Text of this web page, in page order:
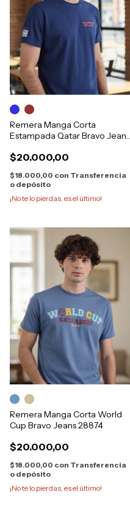
Remera Manga Corta
Estampada Qatar Bravo Jeans
$20.000,00
$18.000,00 con Transferencia
o depósito
¡No te lo pierdas, es el último!
Remera Manga Corta World
Cup Bravo Jeans 28874
$20.000,00
$18.000,00 con Transferencia
o depósito
¡No te lo pierdas, es el último!